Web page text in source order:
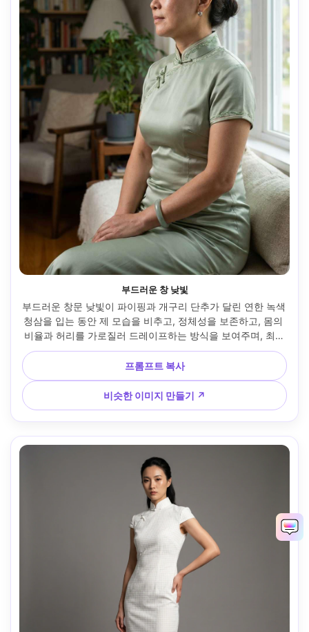
부드러운 창 낮빛
부드러운 창문 낮빛이 파이핑과 개구리 단추가 달린 연한 녹색
청삼을 입는 동안 제 모습을 비추고, 정체성을 보존하고, 몸의
비율과 허리를 가로질러 드레이프하는 방식을 보여주며, 최소
한의 보석과 결합, 실내 거실 배경, 85mm 렌즈, 허리 위에서
무릎까지 프레임, 자연스러운 그림자, 사실적인 피부와 원단
디테일, 프레임에 자연스럽게 드레이프된 의류 --ar 4:5
프롬프트 복사
비슷한 이미지 만들기 ↗